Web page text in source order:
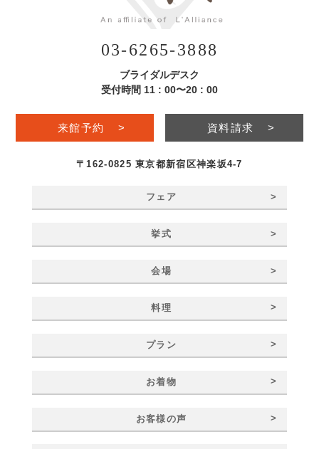
03-6265-3888
ブライダルデスク
受付時間 11 : 00〜20 : 00
来館予約 > 資料請求 >
〒162-0825 東京都新宿区神楽坂4-7
フェア >
挙式 >
会場 >
料理 >
プラン >
お着物 >
お客様の声 >